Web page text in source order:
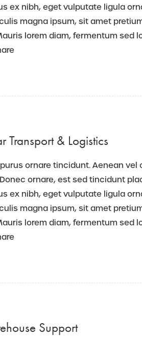
ex nibh, eget vulputate ligula
magna ipsum, sit amet
lorem diam, fermentum sed
Transport & Logistics
ornare tincidunt. Aenean
ornare, est sed tincidunt
ex nibh, eget vulputate ligula
magna ipsum, sit amet
lorem diam, fermentum sed
Support